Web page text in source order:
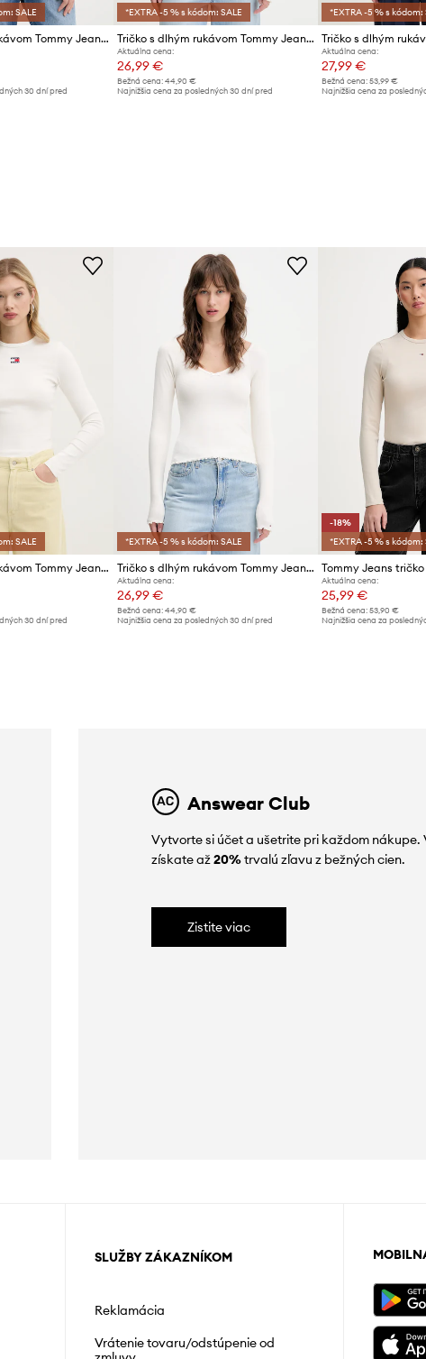
SALE
Tričko s dlhým rukávom Tommy Jeans
30 dní pred
*EXTRA -5 % s kódom: SALE
Tričko s dlhým rukávom Tommy Jeans
Aktuálna cena:
26,99 €
Bežná cena: 44,90 €
Najnižšia cena za posledných 30 dní pred
*EXTRA -5 % s kódom:
Aktuálna cena:
27,99 €
Bežná cena:53,99 €
Najnižšia cena za
SALE
Tričko s dlhým rukávom Tommy Jeans
30 dní pred
*EXTRA -5 % s kódom: SALE
Tričko s dlhým rukávom Tommy Jeans
Aktuálna cena:
26,99 €
Bežná cena: 44,90 €
Najnižšia cena za posledných 30 dní pred
-18%
*EXTRA -5 % s kódom:
Aktuálna cena:
25,99 €
Bežná cena:53,90 €
Najnižšia cena za
Answear Club
Vytvorte si účet a ušetrite pri každom nákupe.
získate až20%trvalú zľavu z bežných cien.
Zistite viac
SLUŽBY ZÁKAZNÍKOM
Reklamácia
Vrátenie tovaru/odstúpenie od